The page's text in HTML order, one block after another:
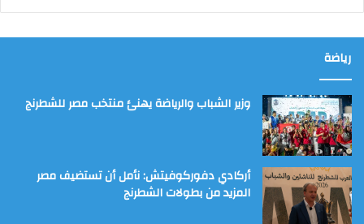
رياضة
وزير الشباب والرياضة يهنئ منتخب مصر للشطرنج
أركادي دفوركوفيتش: نأمل أن تستضيف مصر
المزيد من بطولات الشطرنج